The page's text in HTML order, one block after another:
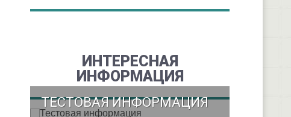
ИНТЕРЕСНАЯ
ИНФОРМАЦИЯ
ТЕСТОВАЯ ИНФОРМАЦИЯ